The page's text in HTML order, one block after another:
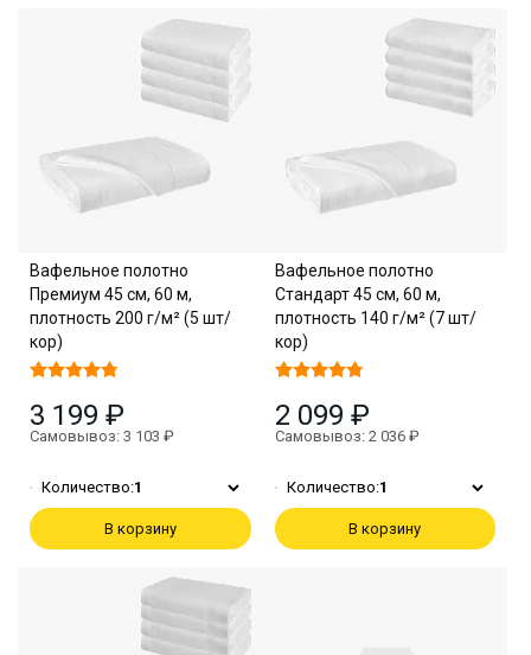
Вафельное полотно
Премиум 45 см, 60 м,
плотность 200 г/м² (5 шт/
кор)
3 199 ₽
Самовывоз: 3 103 ₽
Количество:1
В корзину
Вафельное полотно
Стандарт 45 см, 60 м,
плотность 140 г/м² (7 шт/
кор)
2 099 ₽
Самовывоз: 2 036 ₽
Количество:1
В корзину